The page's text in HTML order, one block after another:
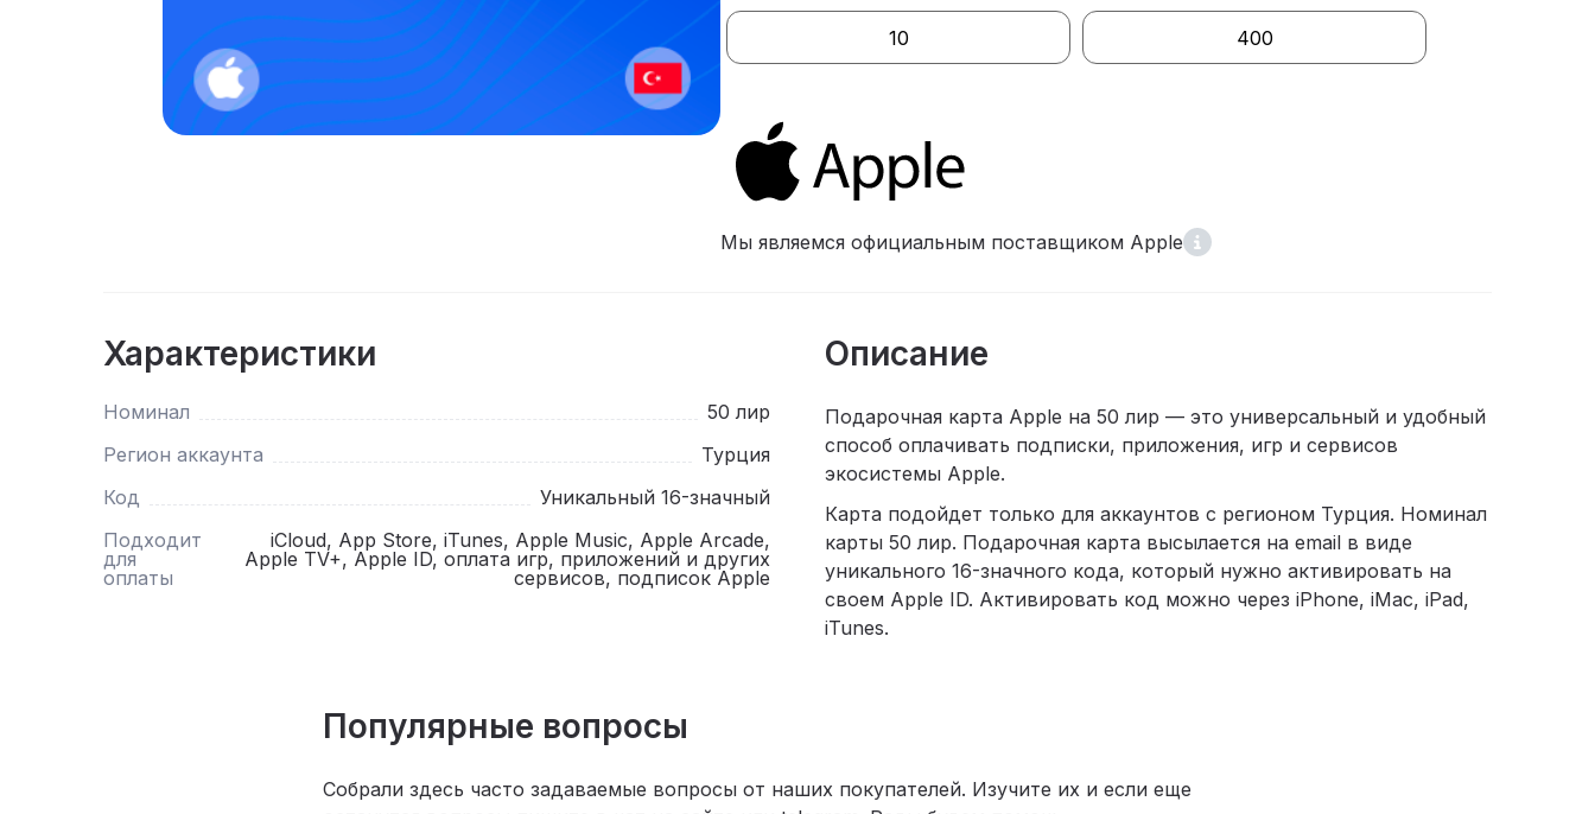
10 400
Мы являемся официальным поставщиком Apple
Характеристики
Номинал
50 лир
Регион аккаунта
Турция
Код
Уникальный 16-значный
Подходит
для
оплаты
iCloud, App Store, iTunes, Apple Music, Apple Arcade,
Apple TV+, Apple ID, оплата игр, приложений и других
сервисов, подписок Apple
Описание
Подарочная карта Apple на 50 лир — это универсальный и удобный
способ оплачивать подписки, приложения, игр и сервисов
экосистемы Apple.
Карта подойдет только для аккаунтов с регионом Турция. Номинал
карты 50 лир. Подарочная карта высылается на email в виде
уникального 16-значного кода, который нужно активировать на
своем Apple ID. Активировать код можно через iPhone, iMac, iPad,
iTunes.
Популярные вопросы
Собрали здесь часто задаваемые вопросы от наших покупателей. Изучите их и если еще